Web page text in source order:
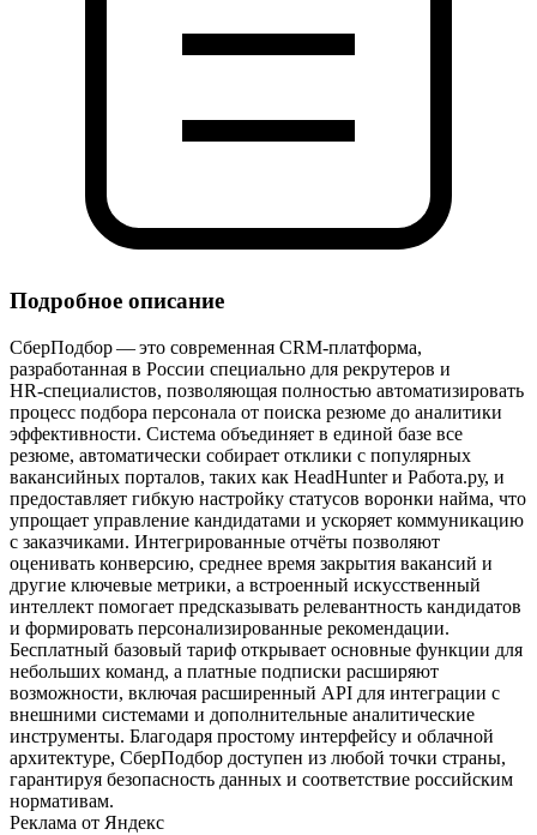
Подробное описание
СберПодбор — это современная CRM‑платформа,
разработанная в России специально для рекрутеров и
HR‑специалистов, позволяющая полностью автоматизировать
процесс подбора персонала от поиска резюме до аналитики
эффективности. Система объединяет в единой базе все
резюме, автоматически собирает отклики с популярных
вакансийных порталов, таких как HeadHunter и Работа.ру, и
предоставляет гибкую настройку статусов воронки найма, что
упрощает управление кандидатами и ускоряет коммуникацию
с заказчиками. Интегрированные отчёты позволяют
оценивать конверсию, среднее время закрытия вакансий и
другие ключевые метрики, а встроенный искусственный
интеллект помогает предсказывать релевантность кандидатов
и формировать персонализированные рекомендации.
Бесплатный базовый тариф открывает основные функции для
небольших команд, а платные подписки расширяют
возможности, включая расширенный API для интеграции с
внешними системами и дополнительные аналитические
инструменты. Благодаря простому интерфейсу и облачной
архитектуре, СберПодбор доступен из любой точки страны,
гарантируя безопасность данных и соответствие российским
нормативам.
Реклама от Яндекс